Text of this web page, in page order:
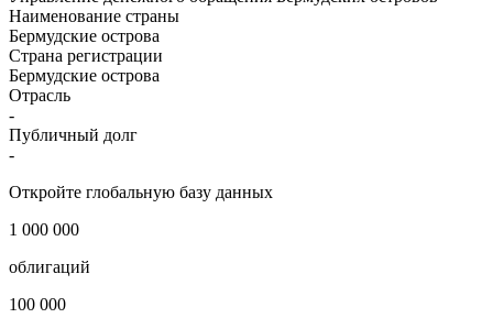
Наименование страны
Бермудские острова
Страна регистрации
Бермудские острова
Отрасль
-
Публичный долг
-
Откройте глобальную базу данных
1 000 000
облигаций
100 000